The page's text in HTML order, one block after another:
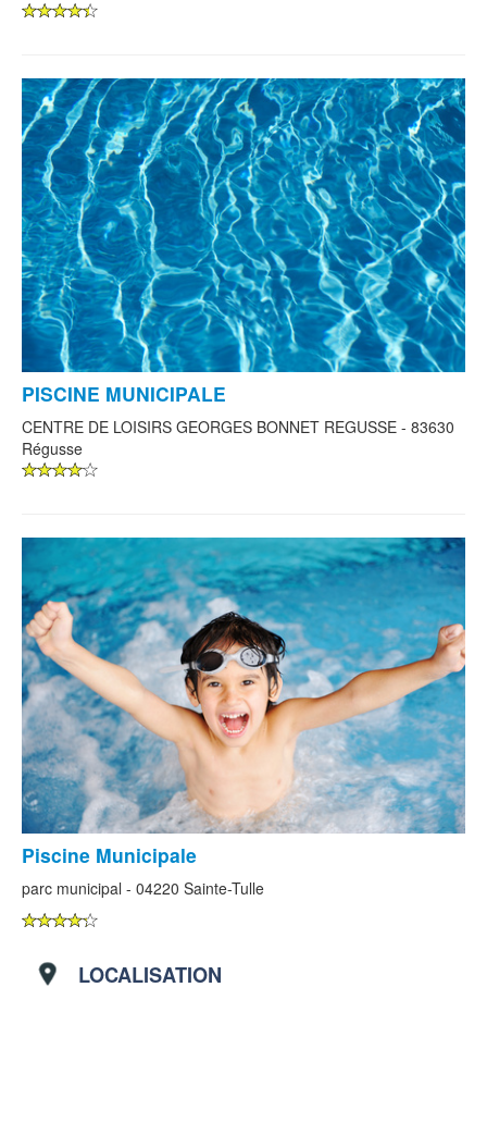
PISCINE MUNICIPALE
CENTRE DE LOISIRS GEORGES BONNET REGUSSE - 83630
Régusse
Piscine Municipale
parc municipal - 04220 Sainte-Tulle
LOCALISATION